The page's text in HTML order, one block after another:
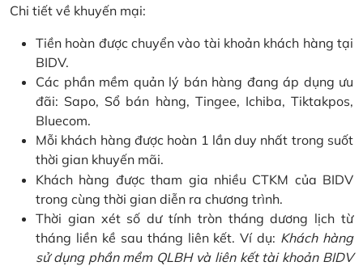
Chi tiết về khuyến mại:
Tiền hoàn được chuyển vào tài khoản khách hàng tại
BIDV.
Các phần mềm quản lý bán hàng đang áp dụng ưu
đãi: Sapo, Sổ bán hàng, Tingee, Ichiba, Tiktakpos,
Bluecom.
Mỗi khách hàng được hoàn 1 lần duy nhất trong suốt
thời gian khuyến mãi.
Khách hàng được tham gia nhiều CTKM của BIDV
trong cùng thời gian diễn ra chương trình.
Thời gian xét số dư tính tròn tháng dương lịch từ
tháng liền kề sau tháng liên kết. Ví dụ: Khách hàng
sử dụng phần mềm QLBH và liên kết tài khoản BIDV